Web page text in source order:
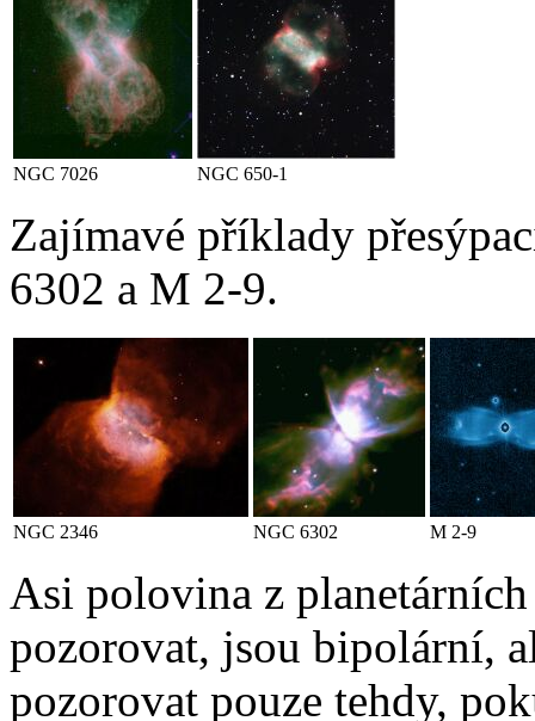
NGC 7026 NGC 650-1
Zajímavé příklady
6302 a M 2-9.
NGC 2346 NGC 6302 M 2-9
Asi polovina z
pozorovat, jsou bipolární,
pozorovat pouze tehdy,